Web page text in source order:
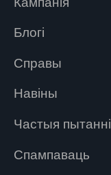
Блогі
Справы
Навіны
Частыя пытанні
Спампаваць